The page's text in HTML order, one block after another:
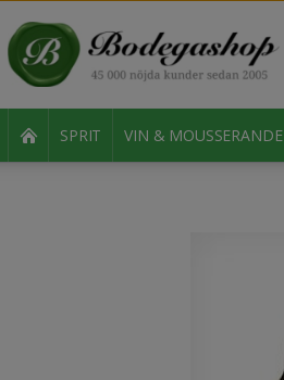
SPRIT VIN & MOUSSERANDE